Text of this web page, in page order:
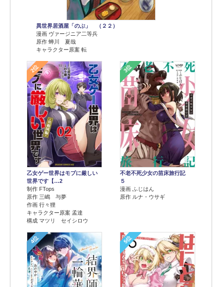
異世界居酒屋「のぶ」 （２２）
漫画 ヴァージニア二等兵
原作 蝉川 夏哉
キャラクター原案 転
2位
乙女ゲー世界はモブに厳しい
世界です【…2
制作 FTops
原作 三嶋 与夢
作画 行々狸
キャラクター原案 孟達
構成 マツリ セイシロウ
3位
不老不死少女の苗床旅行記
５
漫画 ふじはん
原作 ルナ・ウサギ
4位 5位